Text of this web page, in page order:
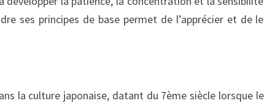
ses principes de base permet de l’apprécier et de le
la culture japonaise, datant du 7ème siècle lorsque le